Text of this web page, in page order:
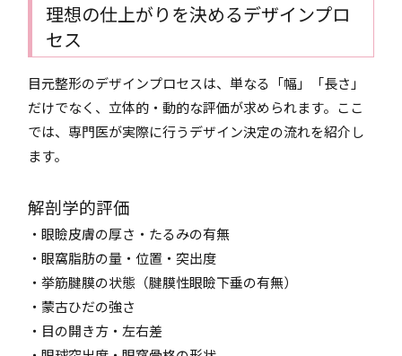
理想の仕上がりを決めるデザインプロ
セス
目元整形のデザインプロセスは、単なる「幅」「長さ」
だけでなく、立体的・動的な評価が求められます。ここ
では、専門医が実際に行うデザイン決定の流れを紹介し
ます。
解剖学的評価
・眼瞼皮膚の厚さ・たるみの有無
・眼窩脂肪の量・位置・突出度
・挙筋腱膜の状態（腱膜性眼瞼下垂の有無）
・蒙古ひだの強さ
・目の開き方・左右差